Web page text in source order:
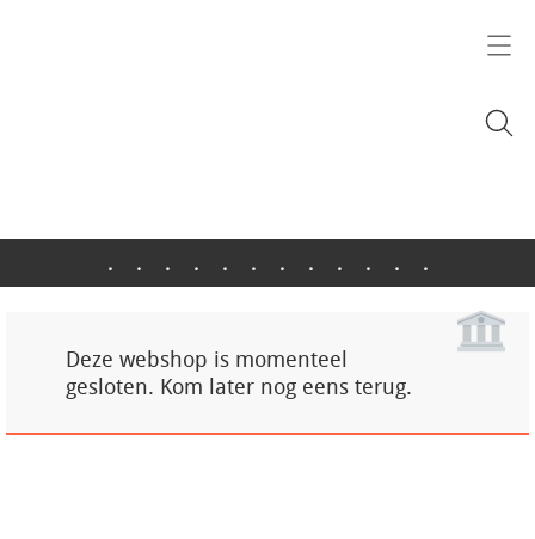
. . . . . . . . . . . .
Deze webshop is momenteel
gesloten. Kom later nog eens terug.